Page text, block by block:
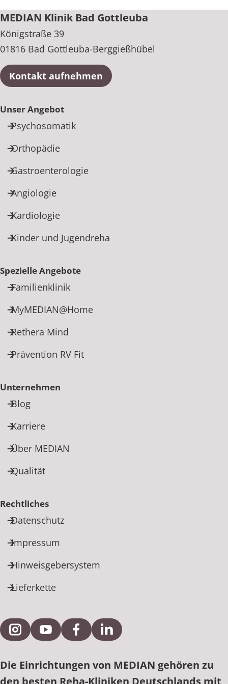
MEDIAN Klinik Bad Gottleuba
Königstraße 39
01816 Bad Gottleuba-Berggießhübel
Kontakt aufnehmen
Unser Angebot
Psychosomatik
Orthopädie
Gastroenterologie
Angiologie
Kardiologie
Kinder und Jugendreha
Spezielle Angebote
Familienklinik
MyMEDIAN@Home
Rethera Mind
Prävention RV Fit
Unternehmen
Blog
Karriere
Über MEDIAN
Qualität
Rechtliches
Datenschutz
Impressum
Hinweisgebersystem
Lieferkette
Externe Verlinkung zu Instagram
Externe Verlinkung zu YouTube
Externe Verlinkung zu Facebook
Externe Verlinkung zu
Die Einrichtungen von MEDIAN gehören zu
den besten Reha-Kliniken Deutschlands mit